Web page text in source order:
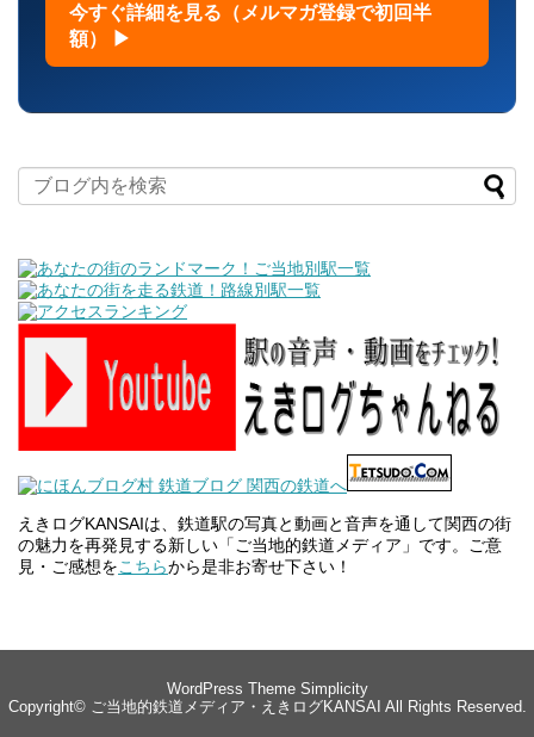
今すぐ詳細を見る（メルマガ登録で初回半
額） ▶
えきログKANSAIは、鉄道駅の写真と動画と音声を通して関西の街
の魅力を再発見する新しい「ご当地的鉄道メディア」です。ご意
見・ご感想をこちらから是非お寄せ下さい！
WordPress Theme Simplicity
Copyright© ご当地的鉄道メディア・えきログKANSAI All Rights Reserved.